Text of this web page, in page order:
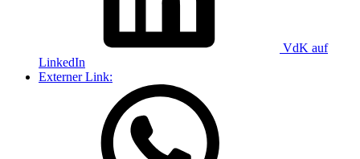
VdK auf
LinkedIn
Externer Link: